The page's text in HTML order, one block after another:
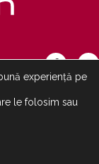
experiență pe
le folosim sau